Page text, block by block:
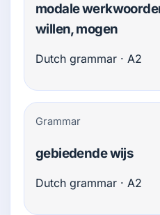
modale
willen, mogen
Dutch grammar · A2
Grammar
gebiedende wijs
Dutch grammar · A2